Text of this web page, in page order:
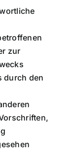
zur
durch den